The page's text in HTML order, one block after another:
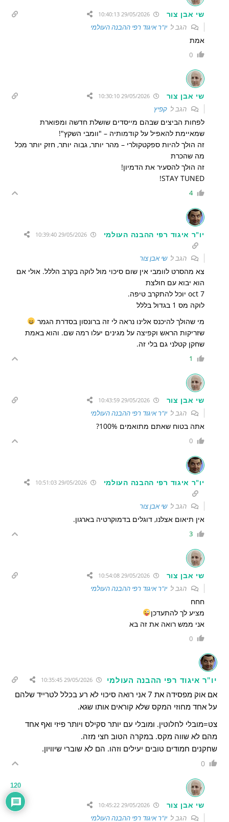
שי אבן צור 29/05/2026 10:40:13
הגב ליו"ר איגוד רפי ההבנה העולמי
אמת
0
שי אבן צור 29/05/2026 10:30:10
הגב לקפיץ
לפחות הביצים שבהם מייסדים שושלת חדשה ומפוארת
שמאיימת להאפיל על קודמותיה – "וומבי השקץ"!
זה הולך להיות ספקטקולרי – מהר יותר, גבוה יותר, חזק יותר מכל
מה שהכרת
זה הולך להסעיר את הדמיון!
STAY TUNED!
4
יו"ר איגוד רפי ההבנה העולמי 29/05/2026 10:39:40
הגב לשי אבן צור
צא מהסרט לוומבי אין שום סיכוי מול לוקה בקרב הללל. אולי אם
הוא יבוא עם חולצת
7 oct יוכל להתקרב טיפה.
לוקה מס 1 בגדול בללל
מי שהולך להיכנס אלינו נראה לי זה ברונסון בסדרת הגמר
שזריקות הראש וקפיצה על מגינים יעלו רמה שם. והוא באמת
שחקן קטלני גם בלי זה.
1
שי אבן צור 29/05/2026 10:43:59
הגב ליו"ר איגוד רפי ההבנה העולמי
אתה בטוח שאתם מתואמים 100%?
0
יו"ר איגוד רפי ההבנה העולמי 29/05/2026 10:51:03
הגב לשי אבן צור
אין תיאום אצלנו, דוגלים בדמוקרטיה בארגון.
3
שי אבן צור 29/05/2026 10:54:08
הגב ליו"ר איגוד רפי ההבנה העולמי
חחח
מציע לך להתעדכן
אני ממש רואה את זה בא
0
יו"ר איגוד רפי ההבנה העולמי 29/05/2026 10:35:45
אם אוק מפסידה את 7 אני רואה סיכוי לא רע בכלל לטרייד שלהם
על אחד מחוזי המקס שלא קוראים אותו שגא.
צט=מובלי לחלוטין. ומובלי עם יותר סקילס ויותר פיזי ואף אחד
מהם לא שווה מקס. במקרה הטוב חצי מזה.
שחקנים חמודים טובים יעילים וזהו. הם לא שוברי שיוויון.
0
שי אבן צור 29/05/2026 10:45:22
הגב ליו"ר איגוד רפי ההבנה העולמי
120